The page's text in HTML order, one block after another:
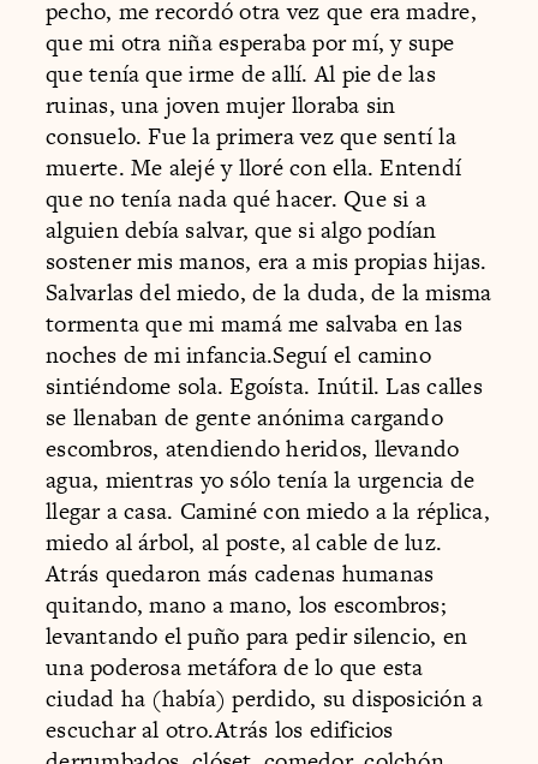
pecho, me recordó otra vez que era madre,
que mi otra niña esperaba por mí, y supe
que tenía que irme de allí. Al pie de las
ruinas, una joven mujer lloraba sin
consuelo. Fue la primera vez que sentí la
muerte. Me alejé y lloré con ella. Entendí
que no tenía nada qué hacer. Que si a
alguien debía salvar, que si algo podían
sostener mis manos, era a mis propias hijas.
Salvarlas del miedo, de la duda, de la misma
tormenta que mi mamá me salvaba en las
noches de mi infancia.Seguí el camino
sintiéndome sola. Egoísta. Inútil. Las calles
se llenaban de gente anónima cargando
escombros, atendiendo heridos, llevando
agua, mientras yo sólo tenía la urgencia de
llegar a casa. Caminé con miedo a la réplica,
miedo al árbol, al poste, al cable de luz.
Atrás quedaron más cadenas humanas
quitando, mano a mano, los escombros;
levantando el puño para pedir silencio, en
una poderosa metáfora de lo que esta
ciudad ha (había) perdido, su disposición a
escuchar al otro.Atrás los edificios